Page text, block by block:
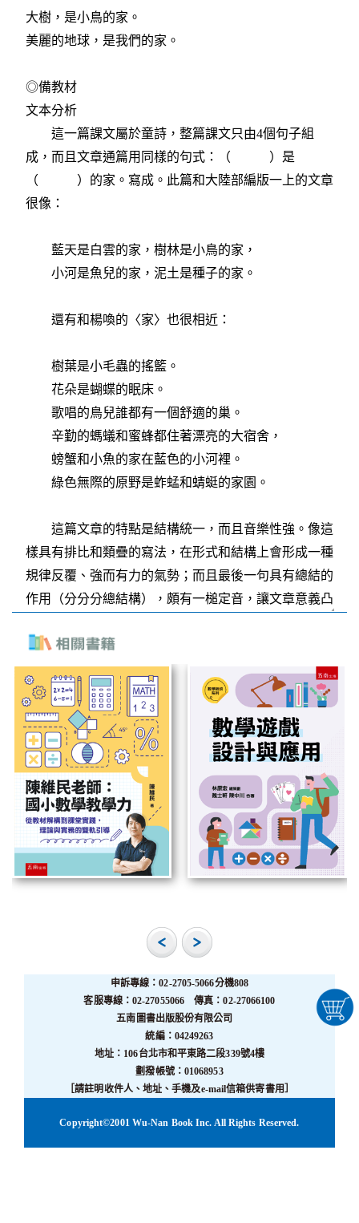
申訴專線：02-2705-5066分機808
客服專線：02-27055066 傳真：02-27066100
五南圖書出版股份有限公司
統編：04249263
地址：106台北市和平東路二段339號4樓
劃撥帳號：01068953
［請註明收件人、地址、手機及e-mail信箱供寄書用］
Copyright©2001 Wu-Nan Book Inc. All Rights Reserved.